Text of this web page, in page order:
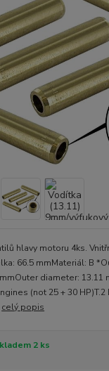
hlavy motoru 4ks.
66.5 mmMateriál: B
diameter: 13.11
(not 25 + 30 HP)T.2
celý popis
2 ks